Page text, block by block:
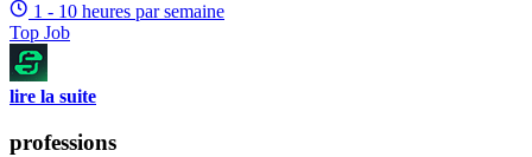
1 - 10 heures par semaine
Top Job
lire la suite
professions